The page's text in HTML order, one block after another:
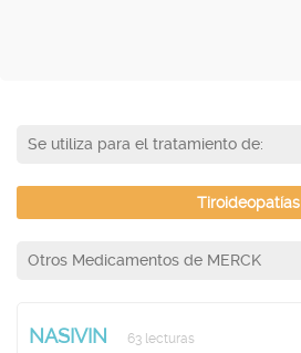
Se utiliza para el tratamiento de:
Tiroideopatías
Otros Medicamentos de MERCK
NASIVIN 63 lecturas